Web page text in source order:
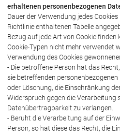
erhaltenen personenbezogenen
Dauer der Verwendung jedes
Richtlinie enthaltenen Tabelle
Bezug auf jede Art von Cookie finden
Cookie-Typen nicht mehr verwendet
Verwendung des Cookies
- Die betroffene Person hat das
sie betreffenden
oder Löschung, die Einschränkung
Widerspruch gegen die Verarbeitung
Datenübertragbarkeit zu verlangen.
- Beruht die Verarbeitung auf der
Person, so hat diese das Recht, die